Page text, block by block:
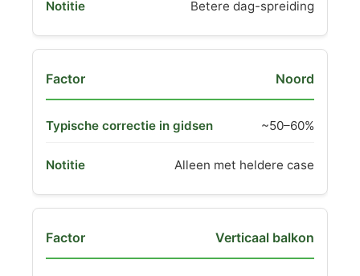
Betere dag-spreiding
Noord
~50–60%
Alleen met heldere case
Verticaal balkon